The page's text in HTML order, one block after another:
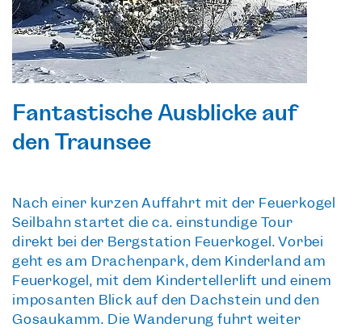
Fantastische Ausblicke auf
den Traunsee
Nach einer kurzen Auffahrt mit der Feuerkogel
Seilbahnstartet die ca.einstündige Tour
direkt bei der Bergstation Feuerkogel. Vorbei
geht es am Drachenpark, dem Kinderland am
Feuerkogel, mit dem Kindertellerlift und einem
imposanten Blick auf den Dachstein und den
Gosaukamm. Die Wanderung führt weiter